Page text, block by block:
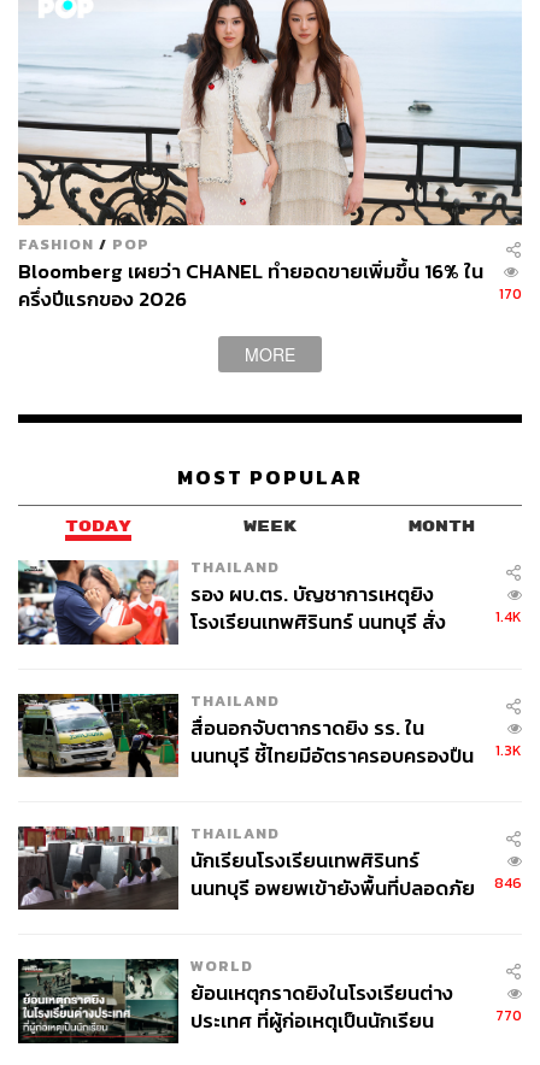
FASHION / POP
Bloomberg เผยว่า CHANEL ทำยอดขายเพิ่มขึ้น 16% ใน
ครึ่งปีแรกของ 2026
170
MORE
MOST POPULAR
TODAY WEEK MONTH
THAILAND
รอง ผบ.ตร. บัญชาการเหตุยิง
โรงเรียนเทพศิรินทร์ นนทบุรี สั่ง
1.4K
THAILAND
สื่อนอกจับตากราดยิง รร. ใน
นนทบุรี ชี้ไทยมีอัตราครอบครองปืน
1.3K
THAILAND
นักเรียนโรงเรียนเทพศิรินทร์
นนทบุรี อพยพเข้ายังพื้นที่ปลอดภัย
846
WORLD
ย้อนเหตุกราดยิงในโรงเรียนต่าง
ประเทศ ที่ผู้ก่อเหตุเป็นนักเรียน
770